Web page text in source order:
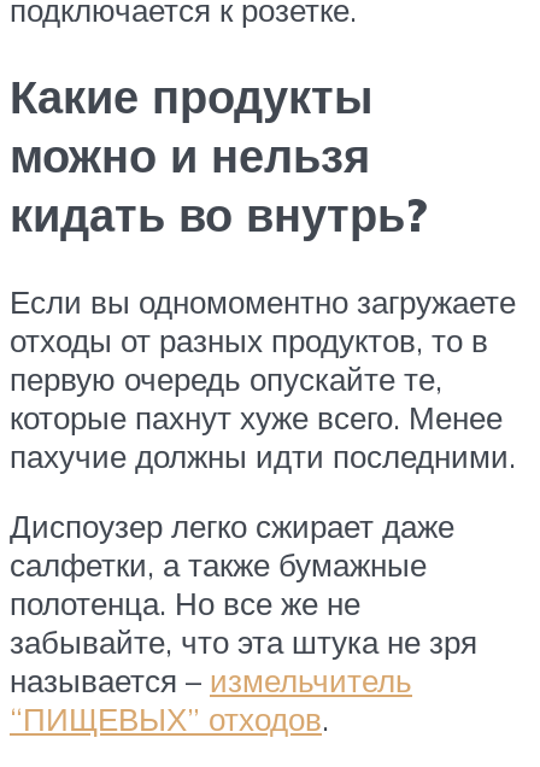
подключается к розетке.
Какие продукты
можно и нельзя
кидать во внутрь?
Если вы одномоментно загружаете
отходы от разных продуктов, то в
первую очередь опускайте те,
которые пахнут хуже всего. Менее
пахучие должны идти последними.
Диспоузер легко сжирает даже
салфетки, а также бумажные
полотенца. Но все же не
забывайте, что эта штука не зря
называется – измельчитель
“ПИЩЕВЫХ” отходов.